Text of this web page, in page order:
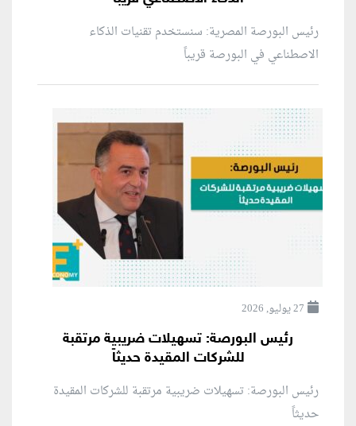
رئيس البورصة المصرية: سنستخدم تقنيات الذكاء
الاصطناعي في البورصة قريباً
27 يوليو, 2026
رئيس البورصة: تسهيلات ضريبية مرتقبة
للشركات المقيدة حديثاً
رئيس البورصة: تسهيلات ضريبية مرتقبة للشركات المقيدة
حديثاً